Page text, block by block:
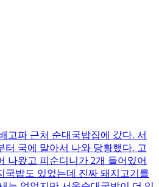
고파 근처 순대국밥집에 갔다. 서
터 국에 말아서 나와 당황했다. 고
나왔고 피순디니가 2개 들어있어
국밥도 있었는데 진짜 돼지고기를